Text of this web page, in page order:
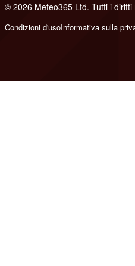
© 2026 Meteo365 Ltd. Tutti i diritti
Condizioni d'usoInformativa sulla